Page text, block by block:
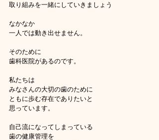
取り組みを一緒にしていきましょう
なかなか
一人では動き出せません。
そのために
歯科医院があるのです。
私たちは
みなさんの大切の歯のために
ともに歩む存在でありたいと
思っています。
自己流になってしまっている
歯の健康管理を